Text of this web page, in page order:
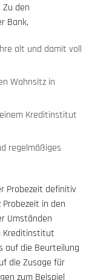
den
Bank,
alt und damit voll
Wohnsitz in
Kreditinstitut
regelmäßiges
Probezeit definitiv
in den
Umständen
Kreditinstitut
auf die Beurteilung
die Zusage für
zum Beispiel